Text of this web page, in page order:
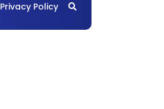
Privacy Policy